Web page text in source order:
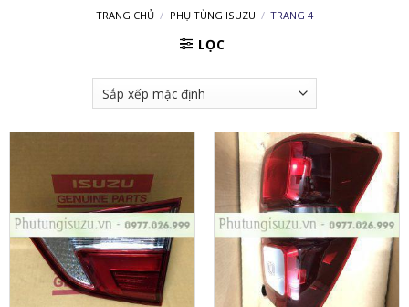
TRANG CHỦ / PHỤ TÙNG ISUZU / TRANG 4
LỌC